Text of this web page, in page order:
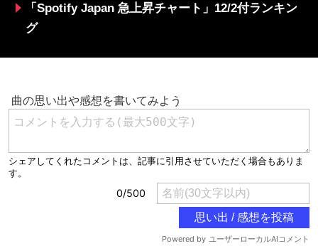
「Spotify Japan 急上昇チャート」12/2付ランキン
グ